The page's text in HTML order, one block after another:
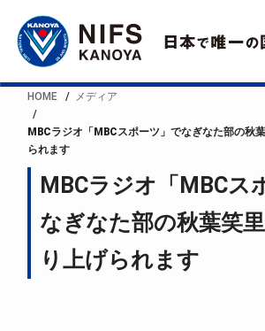
HOME メディア
MBCラジオ「MBCスポーツ」でなぎなた部の秋
られます
MBCラジオ「MBCス
なぎなた部の秋葉笑
り上げられます